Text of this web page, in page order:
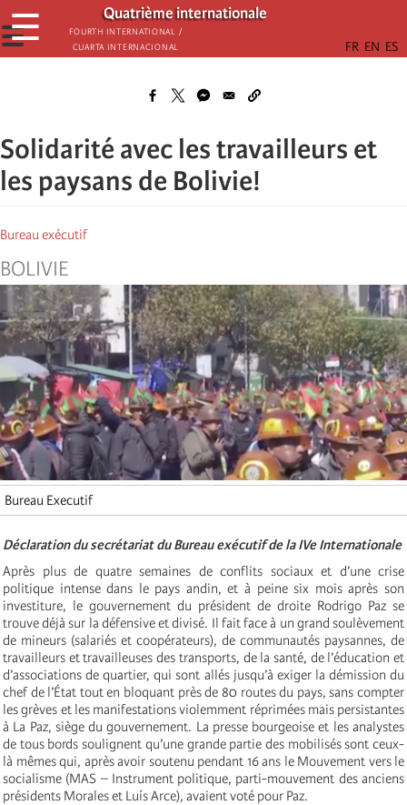
Aller
au
contenu
Quatrième internationale
Fourth International /
Cuarta Internacional
☰
☰
Solidarité avec les travailleurs et
les paysans de Bolivie!
Bureau exécutif
BOLIVIE
Bureau Executif
Déclaration du secrétariat du Bureau exécutif de la IVe Internationale
Après plus de quatre semaines de conflits sociaux et d’une crise
politique intense dans le pays andin, et à peine six mois après son
investiture, le gouvernement du président de droite Rodrigo Paz se
trouve déjà sur la défensive et divisé. Il fait face à un grand soulèvement
de mineurs (salariés et coopérateurs), de communautés paysannes, de
travailleurs et travailleuses des transports, de la santé, de l’éducation et
d’associations de quartier, qui sont allés jusqu’à exiger la démission du
chef de l’État tout en bloquant près de 80 routes du pays, sans compter
les grèves et les manifestations violemment réprimées mais persistantes
à La Paz, siège du gouvernement. La presse bourgeoise et les analystes
de tous bords soulignent qu’une grande partie des mobilisés sont ceux-
là mêmes qui, après avoir soutenu pendant 16 ans le Mouvement vers le
socialisme (MAS – Instrument politique, parti-mouvement des anciens
présidents Morales et Luís Arce), avaient voté pour Paz.